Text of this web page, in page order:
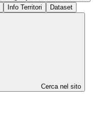
Info Territori Dataset
Cerca nel sito